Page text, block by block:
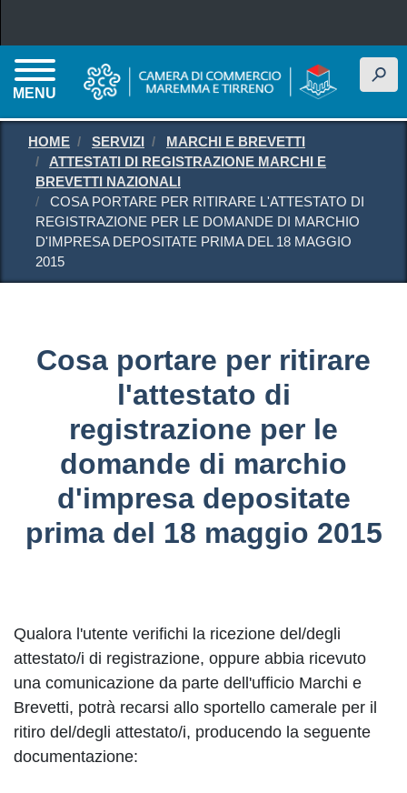
MENU
h
HOME SERVIZI
MARCHI E BREVETTI
ATTESTATI DI REGISTRAZIONE MARCHI E
BREVETTI NAZIONALI
COSA PORTARE PER RITIRARE L'ATTESTATO DI
REGISTRAZIONE PER LE DOMANDE DI MARCHIO
D'IMPRESA DEPOSITATE PRIMA DEL 18 MAGGIO
2015
Cosa portare per ritirare
l'attestato di
registrazione per le
domande di marchio
d'impresa depositate
prima del 18 maggio 2015
Qualora l'utente verifichi la ricezione del/degli
attestato/i di registrazione, oppure abbia ricevuto
una comunicazione da parte dell'ufficio Marchi e
Brevetti, potrà recarsi allo sportello camerale per il
ritiro del/degli attestato/i, producendo la seguente
documentazione: